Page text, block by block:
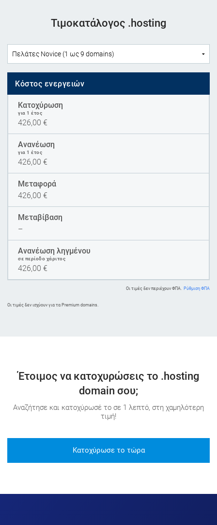
Τιμοκατάλογος .hosting
Κόστος ενεργειών
Κατοχύρωση
για 1 έτος
426,00 €
Ανανέωση
για 1 έτος
426,00 €
Μεταφορά
426,00 €
Μεταβίβαση
–
Ανανέωση ληγμένου
σε περίοδο χάριτος
426,00 €
Οι τιμές δεν περιέχουν ΦΠΑ. Ρύθμιση ΦΠΑ
Oι τιμές δεν ισχύουν για τα Premium domains.
Έτοιμος να κατοχυρώσεις το .hosting
domain σου;
Αναζήτησε και κατοχύρωσέ το σε 1 λεπτό, στη χαμηλότερη
τιμή!
Κατοχύρωσε το τώρα